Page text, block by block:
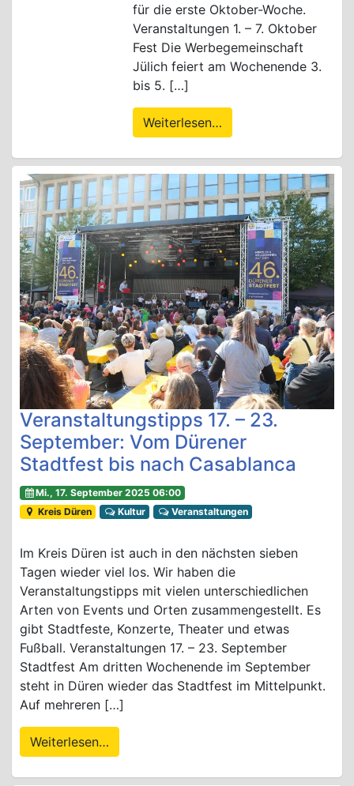
für die erste Oktober-Woche.
Veranstaltungen 1. – 7. Oktober
Fest Die Werbegemeinschaft
Jülich feiert am Wochenende 3.
bis 5. […]
Weiterlesen…
Veranstaltungstipps 17. – 23.
September: Vom Dürener
Stadtfest bis nach Casablanca
Mi., 17. September 2025 06:00
Kreis Düren
Kultur Veranstaltungen
Im Kreis Düren ist auch in den nächsten sieben
Tagen wieder viel los. Wir haben die
Veranstaltungstipps mit vielen unterschiedlichen
Arten von Events und Orten zusammengestellt. Es
gibt Stadtfeste, Konzerte, Theater und etwas
Fußball. Veranstaltungen 17. – 23. September
Stadtfest Am dritten Wochenende im September
steht in Düren wieder das Stadtfest im Mittelpunkt.
Auf mehreren […]
Weiterlesen…